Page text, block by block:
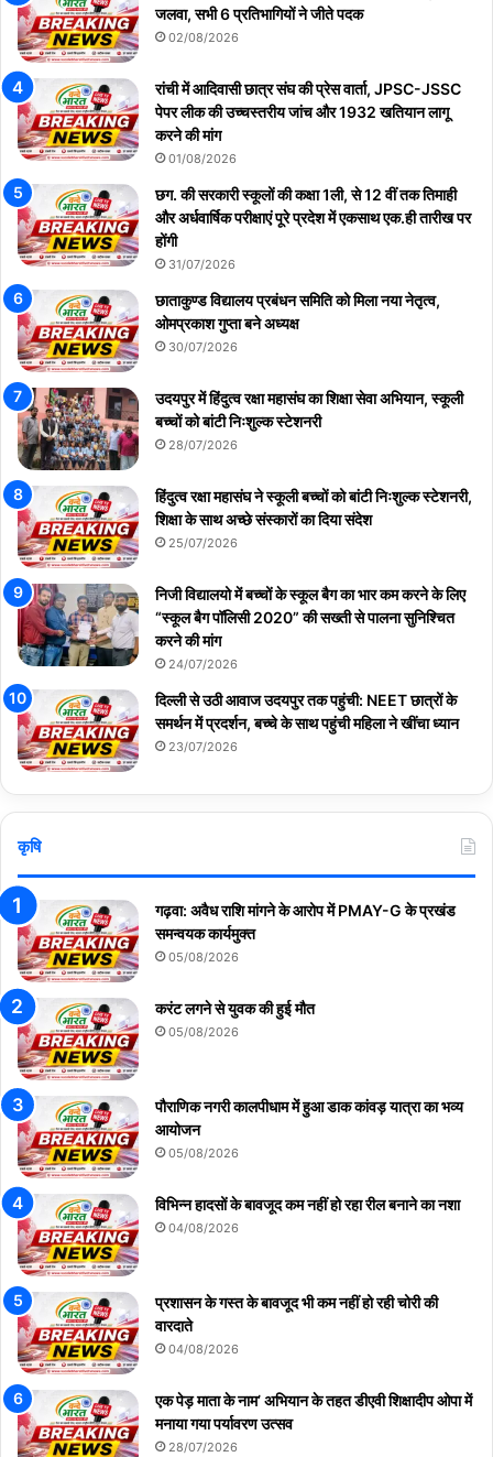
जलवा, सभी 6 प्रतिभागियों ने जीते पदक
02/08/2026
रांची में आदिवासी छात्र संघ की प्रेस वार्ता, JPSC-JSSC
पेपर लीक की उच्चस्तरीय जांच और 1932 खतियान लागू
करने की मांग
01/08/2026
छग. की सरकारी स्कूलों की कक्षा 1ली, से 12 वीं तक तिमाही
और अर्धवार्षिक परीक्षाएं पूरे प्रदेश में एकसाथ एक.ही तारीख पर
होंगी
31/07/2026
छाताकुण्ड विद्यालय प्रबंधन समिति को मिला नया नेतृत्व,
ओमप्रकाश गुप्ता बने अध्यक्ष
30/07/2026
उदयपुर में हिंदुत्व रक्षा महासंघ का शिक्षा सेवा अभियान, स्कूली
बच्चों को बांटी निःशुल्क स्टेशनरी
28/07/2026
हिंदुत्व रक्षा महासंघ ने स्कूली बच्चों को बांटी निःशुल्क स्टेशनरी,
शिक्षा के साथ अच्छे संस्कारों का दिया संदेश
25/07/2026
निजी विद्यालयो में बच्चों के स्कूल बैग का भार कम करने के लिए
“स्कूल बैग पॉलिसी 2020” की सख्ती से पालना सुनिश्चित
करने की मांग
24/07/2026
दिल्ली से उठी आवाज उदयपुर तक पहुंची: NEET छात्रों के
समर्थन में प्रदर्शन, बच्चे के साथ पहुंची महिला ने खींचा ध्यान
23/07/2026
कृषि
गढ़वा: अवैध राशि मांगने के आरोप में PMAY-G के प्रखंड
समन्वयक कार्यमुक्त
05/08/2026
करंट लगने से युवक की हुई मौत
05/08/2026
पौराणिक नगरी कालपीधाम में हुआ डाक कांवड़ यात्रा का भव्य
आयोजन
05/08/2026
विभिन्न हादसों के बावजूद कम नहीं हो रहा रील बनाने का नशा
04/08/2026
प्रशासन के गस्त के बावजूद भी कम नहीं हो रही चोरी की
वारदाते
04/08/2026
एक पेड़ माता के नाम’ अभियान के तहत डीएवी शिक्षादीप ओपा में
मनाया गया पर्यावरण उत्सव
28/07/2026